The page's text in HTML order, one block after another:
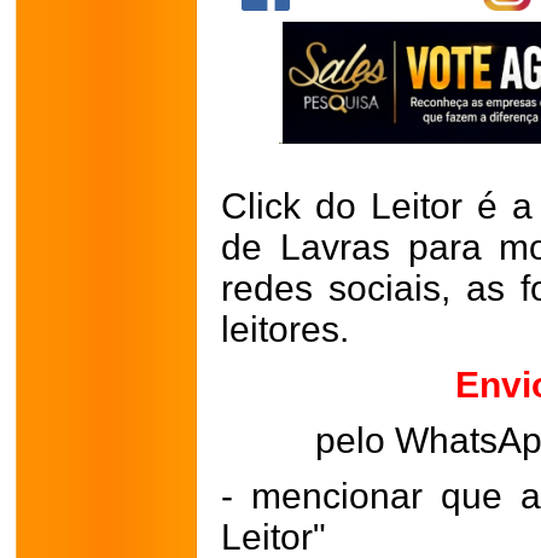
Click do Leitor é
de Lavras para
redes sociais, as
leitores.
pelo
- mencionar que
Leitor"